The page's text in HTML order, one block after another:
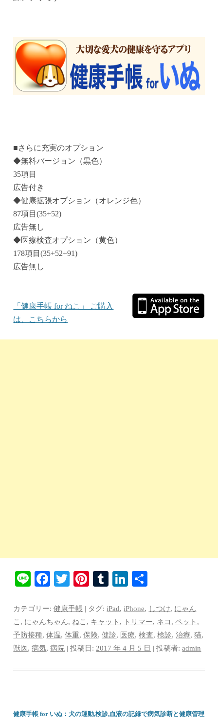
■さらに充実のオプション
◆無料バージョン（黒色）
35項目
広告付き
◆健康拡張オプション（オレンジ色）
87項目(35+52)
広告無し
◆医療検査オプション（黄色）
178項目(35+52+91)
広告無し
「健康手帳 for ねこ」 ご購入
は、こちらから
Li
Fa
bo
ok
T
tte
r
Pi
er
es
t
T
m
bl
r
Li
ed
In
カテゴリー:健康手帳 | タグ:iPad,iPhone, しつけ, にゃん
こ , にゃんちゃん, ねこ , キャット , トリマー, ネコ ,ペット ,
予防接種,体温,体重,保険,健診, 医療,検査,検診,治療,猫,
獣医,病気,病院 | 投稿日: 2017 年 4 月 5 日 |投稿者:admin
健康手帳 for いぬ：犬の運動,検診,血液の記録で病気診断と健康管理